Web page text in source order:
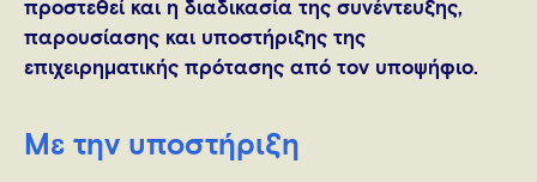
προστεθεί και η διαδικασία της συνέντευξης,
παρουσίασης και υποστήριξης της
επιχειρηματικής πρότασης από τον υποψήφιο.
Με την υποστήριξη